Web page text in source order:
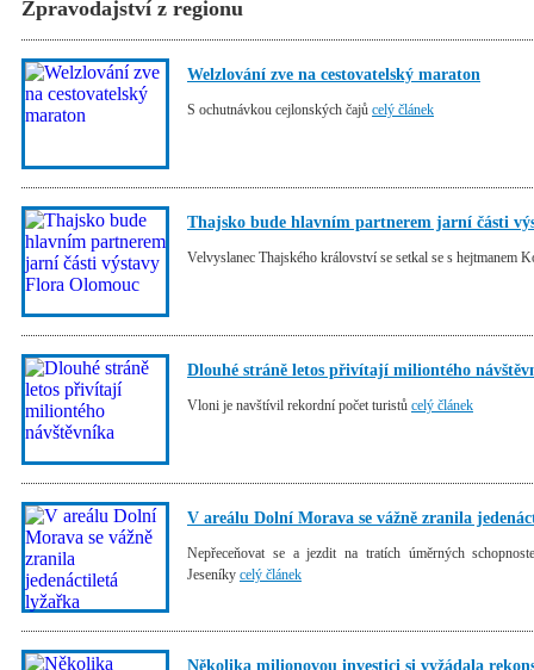
Zpravodajství z regionu
Welzlování zve na cestovatelský maraton
S ochutnávkou cejlonských čajů celý článek
Thajsko bude hlavním partnerem jarní části
Velvyslanec Thajského království se setkal se s hejtmanem
Dlouhé stráně letos přivítají miliontého
Vloni je navštívil rekordní počet turistů celý článek
V areálu Dolní Morava se vážně zranila
Nepřeceňovat se a jezdit na tratích úměrných
Jeseníky celý článek
Několika milionovou investici si vyžádala